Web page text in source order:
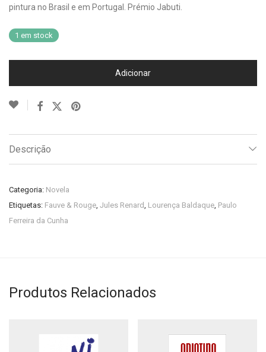
pintura no Brasil e em Portugal. Prémio Jabuti.
1 em stock
Adicionar
Descrição
Categoria: Novela
Etiquetas: Fauve & Rouge, Jules Renard, Lourença Baldaque, Paulo
Ferreira da Cunha
Produtos Relacionados